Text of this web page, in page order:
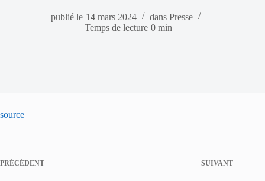
publié le 14 mars 2024 dans Presse
Temps de lecture 0 min
source
PRÉCÉDENT SUIVANT